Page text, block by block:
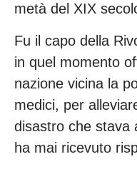
metà del XIX
Fu il capo della
in quel momento
nazione vicina la
medici, per
disastro che stava
ha mai ricevuto